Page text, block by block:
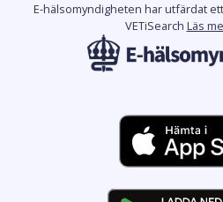
E-hälsomyndigheten har utfärdat
VETiSearch Läs